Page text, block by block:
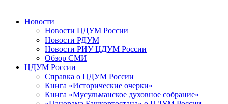
Новости
Новости ЦДУМ России
Новости РДУМ
Новости РИУ ЦДУМ России
Обзор СМИ
ЦДУМ России
Справка о ЦДУМ России
Книга «Исторические очерки»
Книга «Мусульманское духовное собрание»